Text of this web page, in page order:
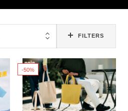
FILTERS
-50%